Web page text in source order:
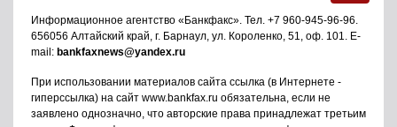
Информационное агентство «Банкфакс». Тел. +7 960-945-96-96.
656056 Алтайский край, г. Барнаул, ул. Короленко, 51, оф. 101. E-
mail: bankfaxnews@yandex.ru
При использовании материалов сайта ссылка (в Интернете -
гиперссылка) на сайт www.bankfax.ru обязательна, если не
заявлено однозначно, что авторские права принадлежат третьим